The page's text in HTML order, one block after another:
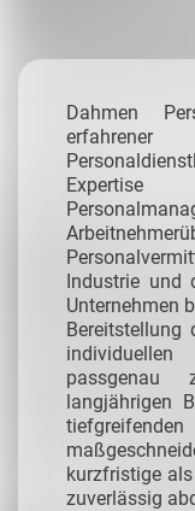
Dahmen
Industrie und
Unternehmen
Bereitstellung
langjährigen
kurzfristige
zuverlässig